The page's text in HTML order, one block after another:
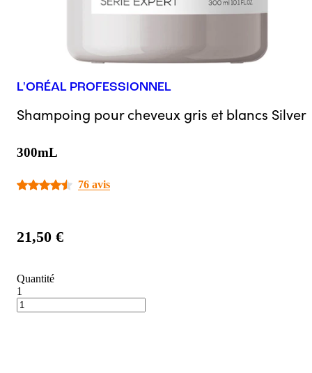
L'ORÉAL PROFESSIONNEL
Shampoing pour cheveux gris et blancs Silver
300mL
76 avis
21,50 €
Quantité
1